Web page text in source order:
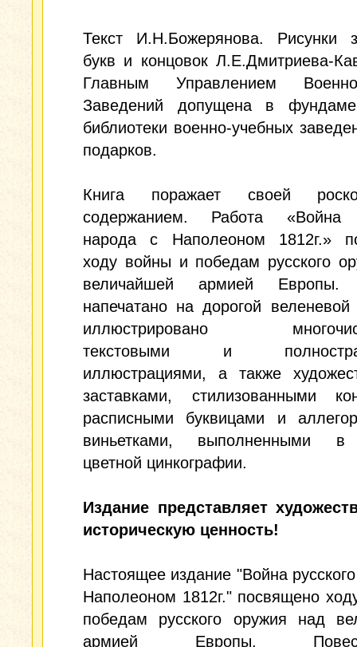
Текст И.Н.Божерянова. Рисунки
букв и концовок Л.Е.Дмитриева-
Главным Управлением
Заведений допущена в
библиотеки военно-учебных
подарков.
Книга поражает своей
содержанием. Работа «Война
народа с Наполеоном 1812г.»
ходу войны и победам русского
величайшей армией Европы.
напечатано на дорогой
иллюстрировано
текстовыми и
иллюстрациями, а также
заставками, стилизованными
расписными буквицами и
виньетками, выполненными в
цветной цинкографии.
Издание представляет
историческую ценность!
Настоящее издание "Война
Наполеоном 1812г." посвящено
победам русского оружия над
армией Европы.